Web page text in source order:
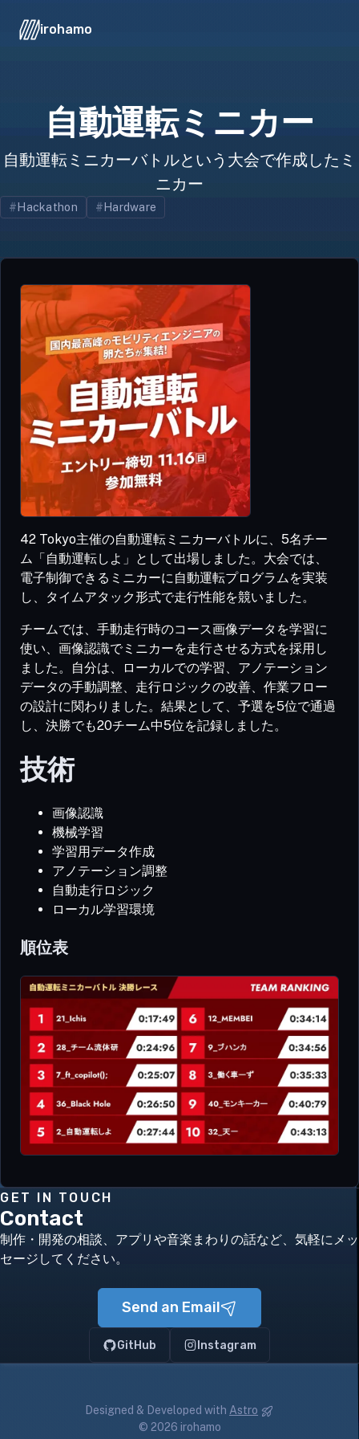
irohamo
自動運転ミニカー
自動運転ミニカーバトルという大会で作成したミ
ニカー
Hackathon Hardware
42 Tokyo主催の自動運転ミニカーバトルに、5名チー
ム「自動運転しよ」として出場しました。大会では、
電子制御できるミニカーに自動運転プログラムを実装
し、タイムアタック形式で走行性能を競いました。
チームでは、手動走行時のコース画像データを学習に
使い、画像認識でミニカーを走行させる方式を採用し
ました。自分は、ローカルでの学習、アノテーション
データの手動調整、走行ロジックの改善、作業フロー
の設計に関わりました。結果として、予選を5位で通過
し、決勝でも20チーム中5位を記録しました。
技術
画像認識
機械学習
学習用データ作成
アノテーション調整
自動走行ロジック
ローカル学習環境
順位表
GET IN TOUCH
Contact
制作・開発の相談、アプリや音楽まわりの話など、気軽にメッ
セージしてください。
Send an Email
GitHub Instagram
Designed & Developed with Astro
© 2026 irohamo